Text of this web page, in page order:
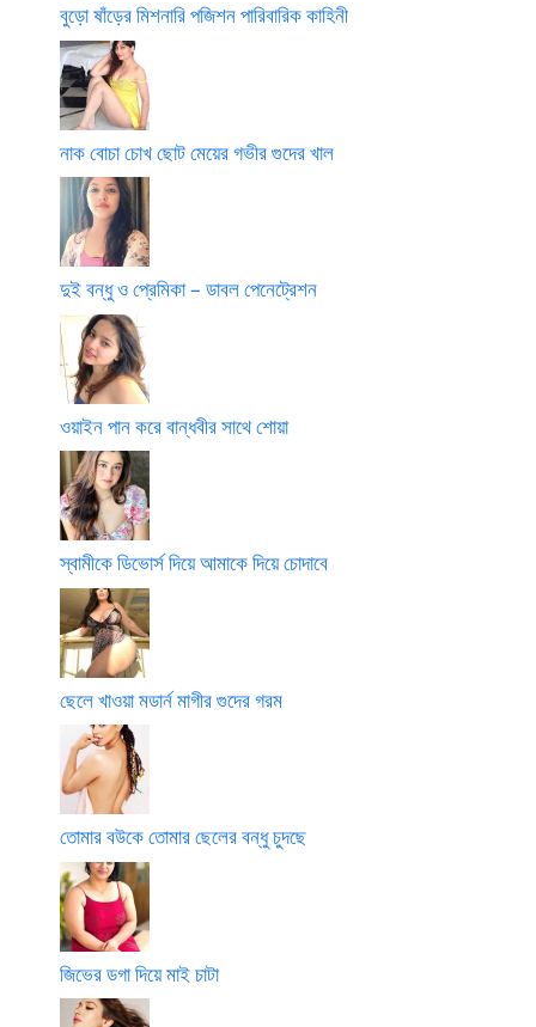
বুড়ো ষাঁড়ের মিশনারি পজিশন পারিবারিক কাহিনী
নাক বোচা চোখ ছোট মেয়ের গভীর গুদের খাল
দুই বন্ধু ও প্রেমিকা – ডাবল পেনেট্রেশন
ওয়াইন পান করে বান্ধবীর সাথে শোয়া
স্বামীকে ডিভোর্স দিয়ে আমাকে দিয়ে চোদাবে
ছেলে খাওয়া মডার্ন মাগীর গুদের গরম
তোমার বউকে তোমার ছেলের বন্ধু চুদছে
জিভের ডগা দিয়ে মাই চাটা